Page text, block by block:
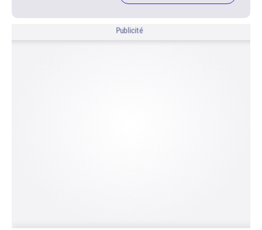
Publicité